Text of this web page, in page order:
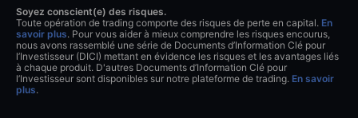
Soyez conscient(e) des risques.
Toute opération de trading comporte des risques de perte en capital. En
savoir plus. Pour vous aider à mieux comprendre les risques encourus,
nous avons rassemblé une série de Documents d’Information Clé pour
l’Investisseur (DICI) mettant en évidence les risques et les avantages liés
à chaque produit. D'autres Documents d’Information Clé pour
l’Investisseur sont disponibles sur notre plateforme de trading. En savoir
plus.